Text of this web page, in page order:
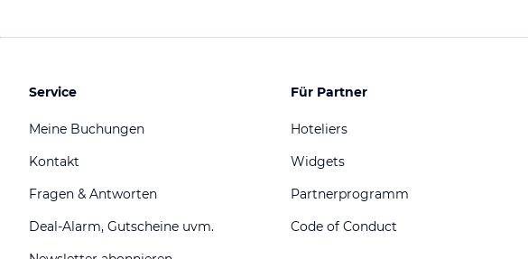
Service
Meine Buchungen
Kontakt
Fragen & Antworten
Deal-Alarm, Gutscheine uvm.
Für Partner
Hoteliers
Widgets
Partnerprogramm
Code of Conduct